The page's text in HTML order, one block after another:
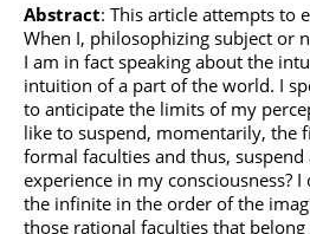
Abstract: This article attempts to
When I, philosophizing subject or
I am in fact speaking about the
intuition of a part of the world. I
to anticipate the limits of my
like to suspend, momentarily, the
formal faculties and thus, suspend
experience in my consciousness?
the infinite in the order of the
those rational faculties that